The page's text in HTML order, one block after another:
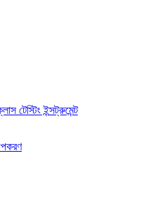
টেস্টিং ইন্সট্রুমেন্ট